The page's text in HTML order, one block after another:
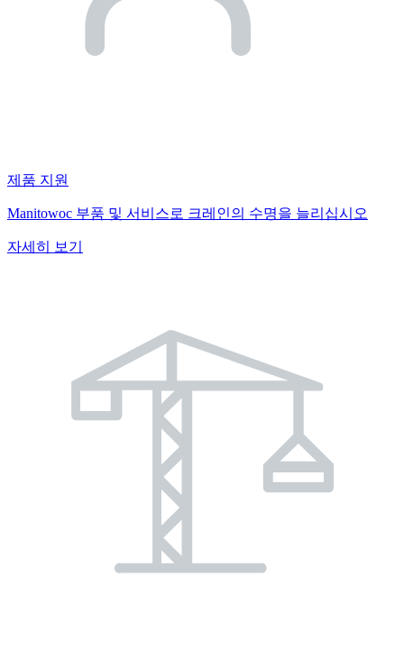
제품 지원
Manitowoc 부품 및 서비스로 크레인의 수명을 늘리십시오
자세히 보기